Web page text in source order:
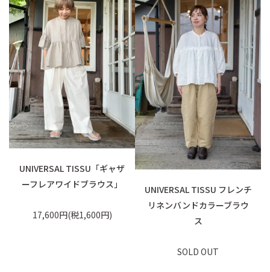
UNIVERSAL TISSU「ギャザ
ーフレアワイドブラウス」
17,600円(税1,600円)
UNIVERSAL TISSU フレンチ
リネンバンドカラーブラウ
ス
SOLD OUT